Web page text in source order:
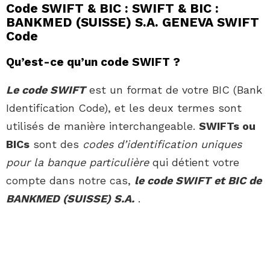
Code SWIFT & BIC : SWIFT & BIC :
BANKMED (SUISSE) S.A. GENEVA SWIFT
Code
Qu’est-ce qu’un code SWIFT ?
Le code SWIFTest un format de votre BIC (Bank
Identification Code), et les deux termes sont
utilisés de manière interchangeable. SWIFTs ou
BICs sont des codes d’identification uniques
pour la banque particulière qui détient votre
compte dans notre cas, le code SWIFT et BIC de
BANKMED (SUISSE) S.A. .